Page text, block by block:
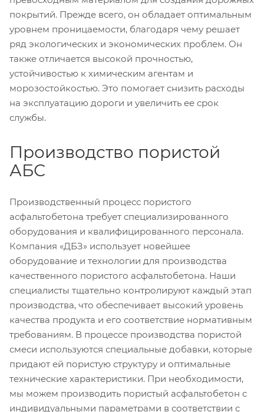
покрытий. Прежде всего, он обладает оптимальным
уровнем проницаемости, благодаря чему решает
ряд экологических и экономических проблем. Он
также отличается высокой прочностью,
устойчивостью к химическим агентам и
морозостойкостью. Это помогает снизить расходы
на эксплуатацию дороги и увеличить ее срок
службы.
Производство пористой
АБС
Производственный процесс пористого
асфальтобетона требует специализированного
оборудования и квалифицированного персонала.
Компания «ДБЗ» использует новейшее
оборудование и технологии для производства
качественного пористого асфальтобетона. Наши
специалисты тщательно контролируют каждый этап
производства, что обеспечивает высокий уровень
качества продукта и его соответствие нормативным
требованиям. В процессе производства пористой
смеси используются специальные добавки, которые
придают ей пористую структуру и оптимальные
технические характеристики. При необходимости,
мы можем производить пористый асфальтобетон с
индивидуальными параметрами в соответствии с